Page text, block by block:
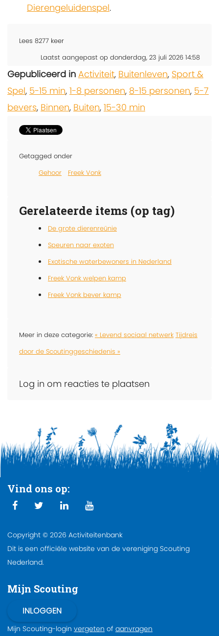
Dierengeluidenspel.
Lees 8277 keer
Laatst aangepast op donderdag, 23 juli 2026 14:58
Gepubliceerd in Activiteit, Buitenleven, Sport &
Spel, 5-15 min, 1-8 personen, 8-15 personen, 5-7
bevers, Binnen, Buiten, 15-30 min
Getagged onder
Gehoor
Freek Vonk
Gerelateerde items (op tag)
De grote dierenreünie
Speuren naar exoten
Exotische waterbewoners in Nederland
Freek Vonk welpen kamp
Freek Vonk bever kamp
Meer in deze categorie: « Levend sociaal netwerk Tijdreis
door de Scoutinggeschiedenis »
Log in om reacties te plaatsen
Vind ons op:
Copyright © 2026 Activiteitenbank
Dit is een officiële website van de vereniging Scouting
Nederland.
Mijn Scouting
Mijn Scouting-login vergeten of aanvragen